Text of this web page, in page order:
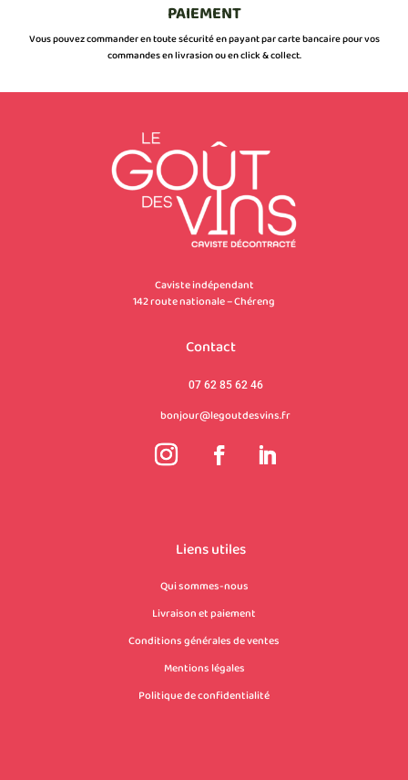
PAIEMENT
Vous pouvez commander en toute sécurité en payant par carte bancaire pour vos
commandes en livrasion ou en click & collect.
Caviste indépendant
142 route nationale – Chéreng
Contact
07 62 85 62 46
bonjour@legoutdesvins.fr
Liens utiles
Qui sommes-nous
Livraison et paiement
Conditions générales de ventes
Mentions légales
Politique de confidentialité